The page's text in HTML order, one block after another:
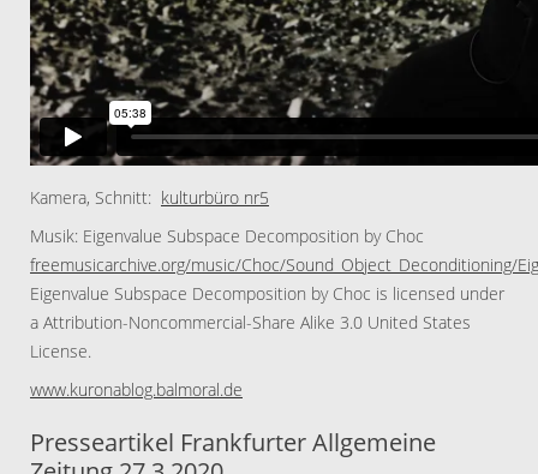
Kamera, Schnitt: kulturbüro nr5
Musik: Eigenvalue Subspace Decomposition by Choc
freemusicarchive.org/music/Choc/Sound_Object_Deconditioning/
Eigenvalue Subspace Decomposition by Choc is licensed under
a Attribution-Noncommercial-Share Alike 3.0 United States
License.
www.kuronablog.balmoral.de
Presseartikel Frankfurter Allgemeine